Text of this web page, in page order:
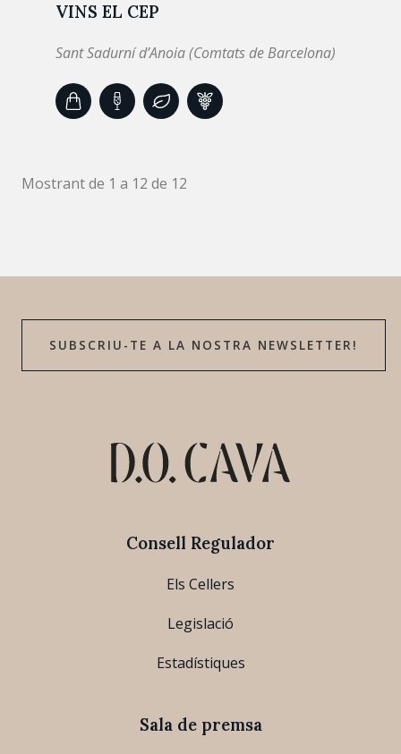
VINS EL CEP
Sant Sadurní d’Anoia (Comtats de Barcelona)
Mostrant de 1 a 12 de 12
SUBSCRIU-TE A LA NOSTRA NEWSLETTER!
Consell Regulador
Els Cellers
Legislació
Estadístiques
Sala de premsa